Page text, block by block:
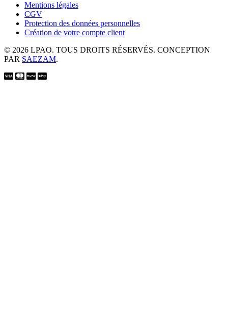
Mentions légales
CGV
Protection des données personnelles
Création de votre compte client
© 2026 LPAO. TOUS DROITS RÉSERVÉS. CONCEPTION
PAR SAEZAM.